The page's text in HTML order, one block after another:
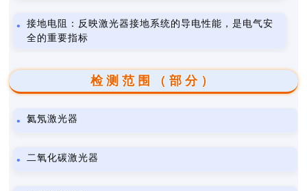
接地电阻：反映激光器接地系统的导电性能，是电气安
全的重要指标
检测范围（部分）
氦氖激光器
二氧化碳激光器